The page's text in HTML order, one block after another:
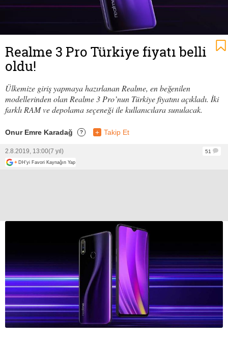
Realme 3 Pro Türkiye fiyatı belli
oldu!
Ülkemize giriş yapmaya hazırlanan Realme, en beğenilen
modellerinden olan Realme 3 Pro’nun Türkiye fiyatını açıkladı. İki
farklı RAM ve depolama seçeneği ile kullanıcılara sunulacak.
Onur Emre Karadağ ? + Takip Et
2.8.2019, 13:00(7 yıl)
51
+ DH'yi Favori Kaynağın Yap